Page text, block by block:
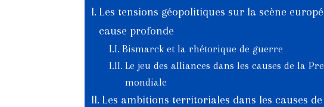
Les tensions géopolitiques sur la scène
cause profonde
Bismarck et la rhétorique de guerre
Le jeu des alliances dans les causes de la
mondiale
Les ambitions territoriales dans les causes